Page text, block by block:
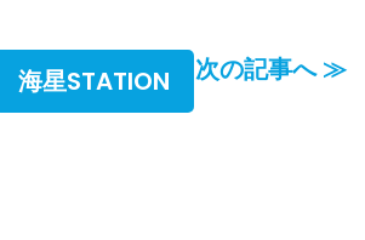
海星STATION 次の記事へ ≫